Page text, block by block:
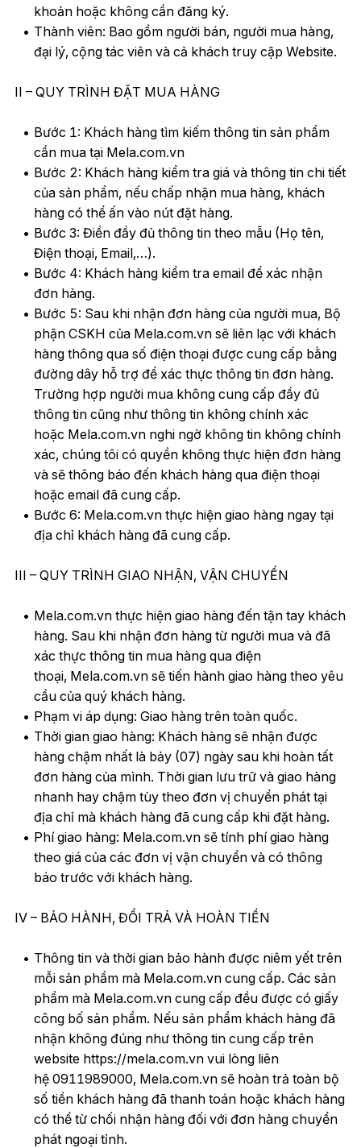
khoản hoặc không cần đăng ký.
Thành viên: Bao gồm người bán, người mua hàng,
đại lý, cộng tác viên và cả khách truy cập Website.
II – QUY TRÌNH ĐẶT MUA HÀNG
Bước 1: Khách hàng tìm kiếm thông tin sản phẩm
cần mua tại Mela.com.vn
Bước 2: Khách hàng kiểm tra giá và thông tin chi tiết
của sản phẩm, nếu chấp nhận mua hàng, khách
hàng có thể ấn vào nút đặt hàng.
Bước 3: Điền đầy đủ thông tin theo mẫu (Họ tên,
Điện thoại, Email,…).
Bước 4: Khách hàng kiểm tra email để xác nhận
đơn hàng.
Bước 5: Sau khi nhận đơn hàng của người mua, Bộ
phận CSKH của Mela.com.vn sẽ liên lạc với khách
hàng thông qua số điện thoại được cung cấp bằng
đường dây hỗ trợ để xác thực thông tin đơn hàng.
Trường hợp người mua không cung cấp đầy đủ
thông tin cũng như thông tin không chính xác
hoặc Mela.com.vn nghi ngờ không tin không chính
xác, chúng tôi có quyền không thực hiện đơn hàng
và sẽ thông báo đến khách hàng qua điện thoại
hoặc email đã cung cấp.
Bước 6: Mela.com.vn thực hiện giao hàng ngay tại
địa chỉ khách hàng đã cung cấp.
III – QUY TRÌNH GIAO NHẬN, VẬN CHUYỂN
Mela.com.vn thực hiện giao hàng đến tận tay khách
hàng. Sau khi nhận đơn hàng từ người mua và đã
xác thực thông tin mua hàng qua điện
thoại, Mela.com.vn sẽ tiến hành giao hàng theo yêu
cầu của quý khách hàng.
Phạm vi áp dụng: Giao hàng trên toàn quốc.
Thời gian giao hàng: Khách hàng sẽ nhận được
hàng chậm nhất là bảy (07) ngày sau khi hoàn tất
đơn hàng của mình. Thời gian lưu trữ và giao hàng
nhanh hay chậm tùy theo đơn vị chuyển phát tại
địa chỉ mà khách hàng đã cung cấp khi đặt hàng.
Phí giao hàng: Mela.com.vn sẽ tính phí giao hàng
theo giá của các đơn vị vận chuyển và có thông
báo trước với khách hàng.
IV – BẢO HÀNH, ĐỔI TRẢ VÀ HOÀN TIỀN
Thông tin và thời gian bảo hành được niêm yết trên
mỗi sản phẩm mà Mela.com.vn cung cấp. Các sản
phẩm mà Mela.com.vn cung cấp đều được có giấy
công bố sản phẩm. Nếu sản phẩm khách hàng đã
nhận không đúng như thông tin cung cấp trên
website https://mela.com.vn vui lòng liên
hệ 0911989000, Mela.com.vn sẽ hoàn trả toàn bộ
số tiền khách hàng đã thanh toán hoặc khách hàng
có thể từ chối nhận hàng đối với đơn hàng chuyển
phát ngoại tỉnh.